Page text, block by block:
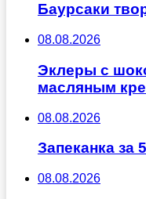
Баурсаки
08.08.2026
Эклеры с
масляным
08.08.2026
Запеканка за
08.08.2026